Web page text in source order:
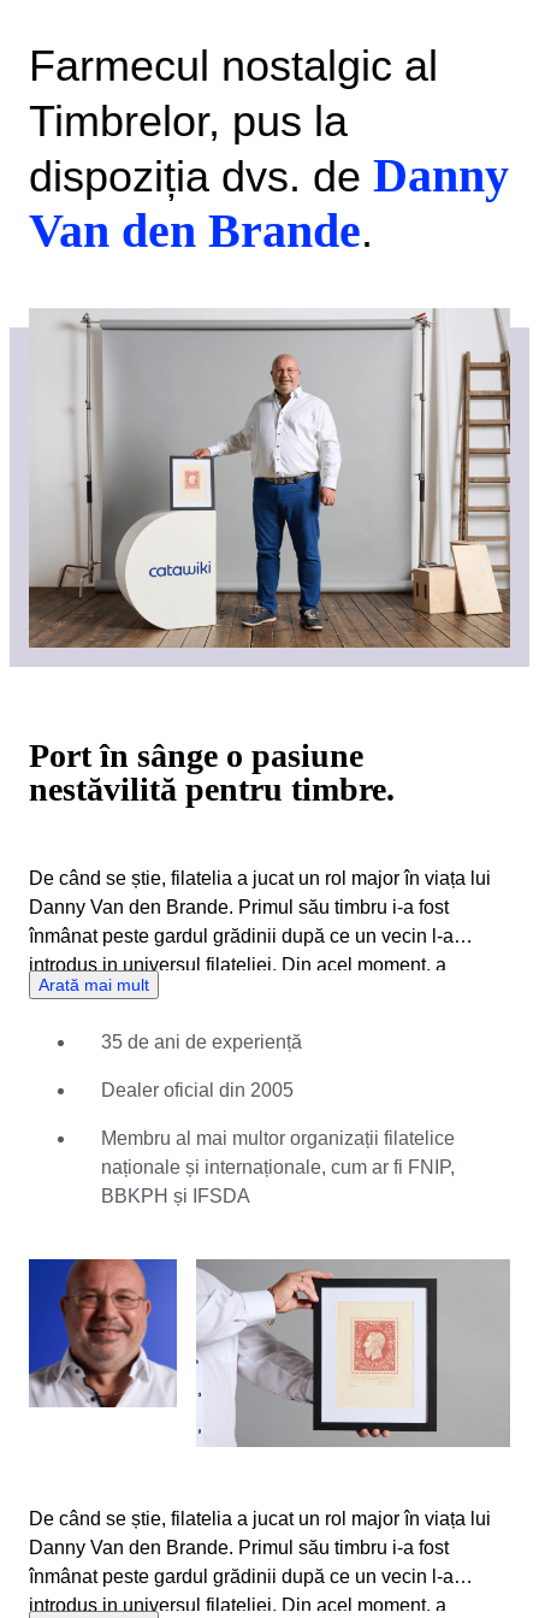
Farmecul nostalgic al
Timbrelor, pus la
dispoziția dvs. de Danny
Van den Brande.
Port în sânge o pasiune
nestăvilită pentru timbre.
De când se știe, filatelia a jucat un rol major în viața lui
Danny Van den Brande. Primul său timbru i-a fost
înmânat peste gardul grădinii după ce un vecin l-a
introdus in universul filateliei. Din acel moment, a
petrecut ore întregi analizând fiecare timbru din
anilor 1990. Odată cu trecerea timpului, Danny și-a
perfecționat abilitățile în colecționarea și tranzacționarea
Danny, fiecare timbru spune o poveste. Îi place în mod
deosebit să afle lucruri despre diferitele culturi prin
clădirile, oamenii și subiectele inedite prezentate pe
expertiză în evaluarea calității și stării timbrelor, însă tot
se bucură de provocări din când în când. Pentru Danny,
Catawiki este unul dintre cele mai bune locuri pentru a
cumpăra și vinde timbre. Ca expert intern, acționează ca
punct de contact între cumpărători și vânzători - și îi ajută
pe colecționarii nostalgici să găsească comori
Arată mai mult
35 de ani de experiență
Dealer oficial din 2005
Membru al mai multor organizații filatelice
naționale și internaționale, cum ar fi FNIP,
BBKPH și IFSDA
De când se știe, filatelia a jucat un rol major în viața lui
Danny Van den Brande. Primul său timbru i-a fost
înmânat peste gardul grădinii după ce un vecin l-a
introdus in universul filateliei. Din acel moment, a